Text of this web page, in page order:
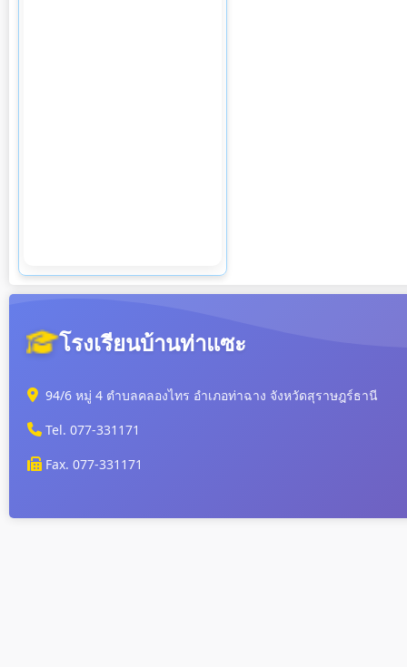
โรงเรียนบ้านท่าแซะ
94/6 หมู่ 4 ตำบลคลองไทร อำเภอท่าฉาง จังหวัดสุราษฎร์ธานี
Tel. 077-331171
Fax. 077-331171